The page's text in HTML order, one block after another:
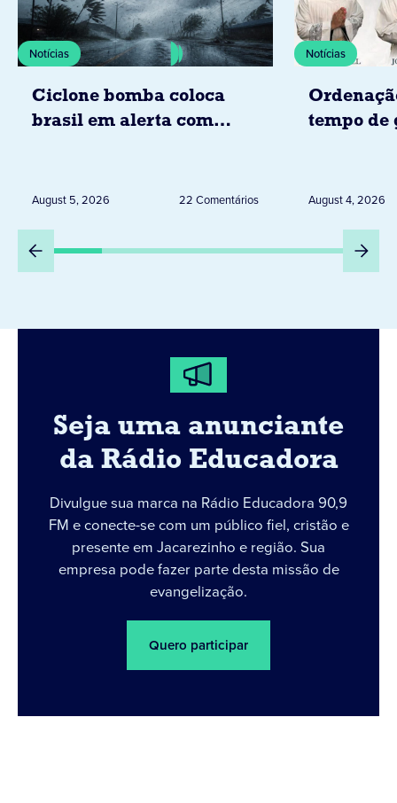
Notícias
Ciclone bomba coloca
brasil em alerta com
dias 6 e 8 de agosto
August 5, 2026 22 Comentários
Notícias
tempo de
August 4, 2026
Seja uma anunciante
da Rádio Educadora
Divulgue sua marca na Rádio Educadora 90,9
FM e conecte-se com um público fiel, cristão e
presente em Jacarezinho e região. Sua
empresa pode fazer parte desta missão de
evangelização.
Quero participar